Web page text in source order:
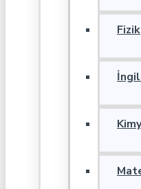
Fizik